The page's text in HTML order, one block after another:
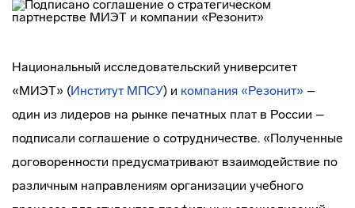
Национальный исследовательский университет
«МИЭТ» (Институт МПСУ) и компания «Резонит» –
один из лидеров на рынке печатных плат в России –
подписали соглашение о сотрудничестве. «Полученные
договоренности предусматривают взаимодействие по
различным направлениям организации учебного